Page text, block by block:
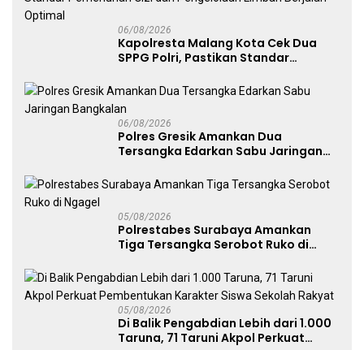
06/08/2026
Kapolresta Malang Kota Cek Dua
SPPG Polri, Pastikan Standar
Limbah Berjalan Optimal
06/08/2026
Polres Gresik Amankan Dua
Tersangka Edarkan Sabu Jaringan
05/08/2026
Polrestabes Surabaya Amankan
Tiga Tersangka Serobot Ruko di
05/08/2026
Di Balik Pengabdian Lebih dari 1.000
Taruna, 71 Taruni Akpol Perkuat